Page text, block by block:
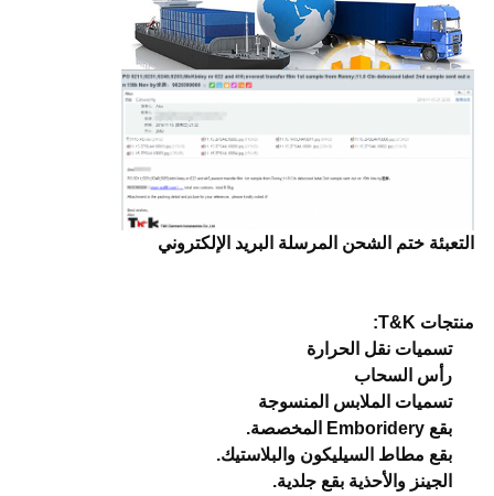
التعبئة ختم الشحن المرسلة البريد الإلكتروني
منتجات T&K:
تسميات نقل الحرارة
رأس السحاب
تسميات الملابس المنسوجة
بقع Emboridery المخصصة.
بقع مطاط السيليكون والبلاستيك.
الجينز والأحذية بقع جلدية.